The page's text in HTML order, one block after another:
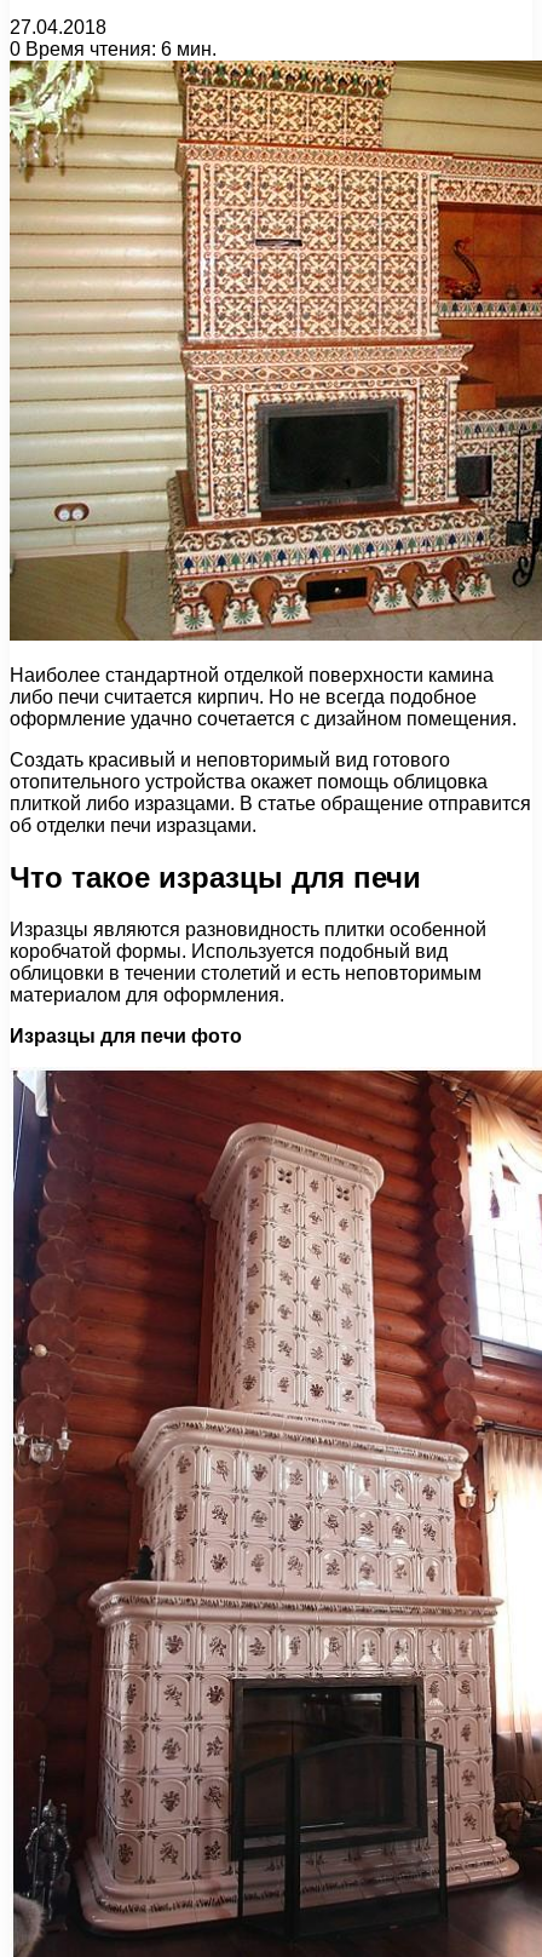
27.04.2018
0 Время чтения: 6 мин.
Наиболее стандартной отделкой поверхности камина
либо печи считается кирпич. Но не всегда подобное
оформление удачно сочетается с дизайном помещения.
Создать красивый и неповторимый вид готового
отопительного устройства окажет помощь облицовка
плиткой либо изразцами. В статье обращение отправится
об отделки печи изразцами.
Что такое изразцы для печи
Изразцы являются разновидность плитки особенной
коробчатой формы. Используется подобный вид
облицовки в течении столетий и есть неповторимым
материалом для оформления.
Изразцы для печи фото